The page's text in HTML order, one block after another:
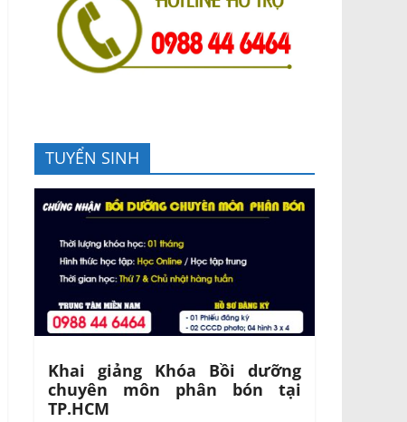
TUYỂN SINH
Khai giảng Khóa Bồi dưỡng
chuyên môn phân bón tại
TP.HCM